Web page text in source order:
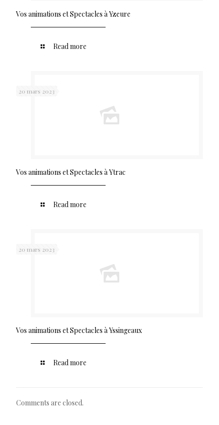
Vos animations et Spectacles à Yzeure
Read more
20 mars 2023
Vos animations et Spectacles à Ytrac
Read more
20 mars 2023
Vos animations et Spectacles à Yssingeaux
Read more
Comments are closed.